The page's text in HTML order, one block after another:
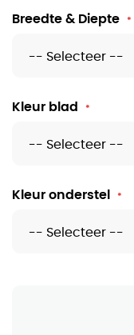
Breedte & Diepte
Kleur blad
Kleur onderstel